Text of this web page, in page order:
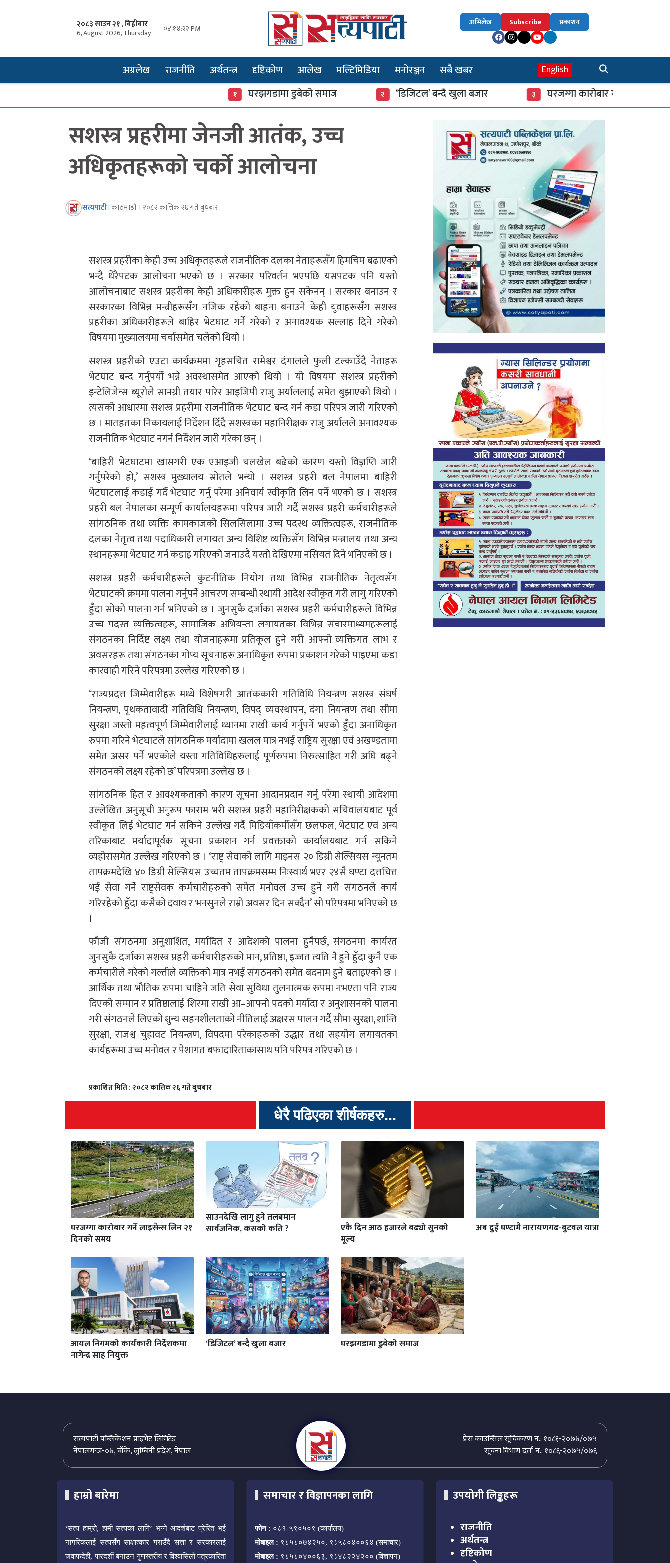
२०८३ साउन २१ , बिहीबार
6, August 2026, Thursday ०४:१४:२३ PM
अभिलेख Subscribe प्रकाशन
अग्रलेख राजनीति अर्थतन्त्र दृष्टिकोण आलेख मल्टिमिडिया मनोरञ्जन सबै खबर English
घरझगडामा डुबेको समाज ‘डिजिटल’ बन्दै खुला बजार घरजग्गा कारोबार गर्ने लाइसेन्स लिन २१
सशस्त्र प्रहरीमा जेनजी आतंक, उच्च
अधिकृतहरूको चर्को आलोचना
सत्यपाटी। काठमाडौं । २०८२ कात्तिक २६ गते बुधबार
सशस्त्र प्रहरीका केही उच्च अधिकृतहरूले राजनीतिक दलका नेताहरूसँग हिमचिम बढाएको
भन्दै धेरैपटक आलोचना भएको छ । सरकार परिवर्तन भएपछि यसपटक पनि यस्तो
आलोचनाबाट सशस्त्र प्रहरीका केही अधिकारीहरू मुक्त हुन सकेनन् । सरकार बनाउन र
सरकारका विभिन्न मन्त्रीहरूसँग नजिक रहेको बाहना बनाउने केही युवाहरूसँग सशस्त्र
प्रहरीका अधिकारीहरूले बाहिर भेटघाट गर्ने गरेको र अनावश्यक सल्लाह दिने गरेको
विषयमा मुख्यालयमा चर्चासमेत चलेको थियो ।
सशस्त्र प्रहरीको एउटा कार्यक्रममा गृहसचित रामेश्वर दंगालले फुली टल्काउँदै नेताहरू
भेटघाट बन्द गर्नुपर्यो भन्ने अवस्थासमेत आएको थियो । यो विषयमा सशस्त्र प्रहरीको
इन्टेलिजेन्स ब्यूरोले सामग्री तयार पारेर आइजिपी राजु अर्याललाई समेत बुझाएको थियो ।
त्यसको आधारमा सशस्त्र प्रहरीमा राजनीतिक भेटघाट बन्द गर्न कडा परिपत्र जारी गरिएको
छ । मातहतका निकायलाई निर्देशन दिँदै सशस्त्रका महानिरीक्षक राजु अर्यालले अनावश्यक
राजनीतिक भेटघाट नगर्न निर्देशन जारी गरेका छन् ।
‘बाहिरी भेटघाटमा खासगरी एक एआइजी चलखेल बढेको कारण यस्तो विज्ञप्ति जारी
गर्नुपरेको हो,’ सशस्त्र मुख्यालय स्रोतले भन्यो । सशस्त्र प्रहरी बल नेपालमा बाहिरी
भेटघाटलाई कडाई गर्दै भेटघाट गर्नु परेमा अनिवार्य स्वीकृति लिन पर्ने भएको छ । सशस्त्र
प्रहरी बल नेपालका सम्पूर्ण कार्यालयहरूमा परिपत्र जारी गर्दै सशस्त्र प्रहरी कर्मचारीहरूले
सांगठनिक तथा व्यक्ति कामकाजको सिलसिलामा उच्च पदस्थ व्यक्तित्वहरू, राजनीतिक
दलका नेतृत्व तथा पदाधिकारी लगायत अन्य विशिष्ट व्यक्तिसँग विभिन्न मन्त्रालय तथा अन्य
स्थानहरूमा भेटघाट गर्न कडाइ गरिएको जनाउदै यस्तो देखिएमा नसियत दिने भनिएको छ ।
सशस्त्र प्रहरी कर्मचारीहरूले कुटनीतिक नियोग तथा विभिन्न राजनीतिक नेतृत्वसँग
भेटघाटको क्रममा पालना गर्नुपर्ने आचरण सम्बन्धी स्थायी आदेश स्वीकृत गरी लागु गरिएको
हुँदा सोको पालना गर्न भनिएको छ । जुनसुकै दर्जाका सशस्त्र प्रहरी कर्मचारीहरूले विभिन्न
उच्च पदस्त व्यक्तित्वहरू, सामाजिक अभियन्ता लगायतका विभिन्न संचारमाध्यमहरूलाई
संगठनका निर्दिष्ट लक्ष्य तथा योजनाहरूमा प्रतिकूल हुने गरी आफ्नो व्यक्तिगत लाभ र
अवसरहरू तथा संगठनका गोप्य सूचनाहरू अनाधिकृत रुपमा प्रकाशन गरेको पाइएमा कडा
कारवाही गरिने परिपत्रमा उल्लेख गरिएको छ ।
‘राज्यप्रदत्त जिम्मेवारीहरू मध्ये विशेषगरी आतंककारी गतिविधि नियन्त्रण सशस्त्र संघर्ष
नियन्त्रण, पृथकतावादी गतिविधि नियन्त्रण, विपद् व्यवस्थापन, दंगा नियन्त्रण तथा सीमा
सुरक्षा जस्तो महत्वपूर्ण जिम्मेवारीलाई ध्यानमा राखी कार्य गर्नुपर्ने भएको हुँदा अनाधिकृत
रुपमा गरिने भेटघाटले सांगठनिक मर्यादामा खलल मात्र नभई राष्ट्रिय सुरक्षा एवं अखण्डतामा
समेत असर पर्ने भएकोले यस्ता गतिविधिहरुलाई पूर्णरुपमा निरुत्साहित गरी अघि बढ्ने
संगठनको लक्ष्य रहेको छ’ परिपत्रमा उल्लेख छ ।
सांगठनिक हित र आवश्यकताको कारण सूचना आदानप्रदान गर्नु परेमा स्थायी आदेशमा
उल्लेखित अनुसूची अनुरूप फाराम भरी सशस्त्र प्रहरी महानिरीक्षकको सचिवालयबाट पूर्व
स्वीकृत लिई भेटघाट गर्न सकिने उल्लेख गर्दै मिडियाँकर्मीसँग छलफल, भेटघाट एवं अन्य
तरिकाबाट मर्यादापूर्वक सूचना प्रकाशन गर्न प्रवक्ताको कार्यालयबाट गर्न सकिने
व्यहोरासमेत उल्लेख गरिएको छ । ‘राष्ट्र सेवाको लागि माइनस २० डिग्री सेल्सियस न्यूनतम
तापक्रमदेखि ४० डिग्री सेल्सियस उच्चतम तापक्रमसम्म निःस्वार्थ भएर २४सै घण्टा दत्तचित्त
भई सेवा गर्ने राष्ट्रसेवक कर्मचारीहरुको समेत मनोवल उच्च हुने गरी संगठनले कार्य
गरिरहेको हुँदा कसैको दवाव र भनसुनले राम्रो अवसर दिन सक्दैन’ सो परिपत्रमा भनिएको छ
।
फौजी संगठनमा अनुशाशित, मर्यादित र आदेशको पालना हुनैपर्छ, संगठनमा कार्यरत
जुनसुकै दर्जाका सशस्त्र प्रहरी कर्मचारीहरुको मान, प्रतिष्ठा, इज्जत त्यति नै हुने हुँदा कुनै एक
कर्मचारीले गरेको गल्तीले व्यक्तिको मात्र नभई संगठनको समेत बदनाम हुने बताइएको छ ।
आर्थिक तथा भौतिक रुपमा चाहिने जति सेवा सुविधा तुलनात्मक रुपमा नभएता पनि राज्य
दिएको सम्मान र प्रतिष्ठालाई शिरमा राखी आ–आफ्नो पदको मर्यादा र अनुशासनको पालना
गरी संगठनले लिएको शुन्य सहनशीलताको नीतिलाई अक्षरस पालन गर्दै सीमा सुरक्षा, शान्ति
सुरक्षा, राजश्व चुहावट नियन्त्रण, विपदमा परेकाहरुको उद्धार तथा सहयोग लगायतका
कार्यहरूमा उच्च मनोवल र पेशागत बफादारिताकासाथ पनि परिपत्र गरिएको छ ।
प्रकाशित मिति : २०८२ कात्तिक २६ गते बुधबार
धेरै पढिएका शीर्षकहरु...
घरजग्गा कारोबार गर्ने लाइसेन्स लिन २१
दिनको समय
साउनदेखि लागु हुने तलबमान
सार्वजनिक, कसको कति ?
एकै दिन आठ हजारले बढ्यो सुनको
मूल्य
अब दुई घण्टामै नारायणगढ-बुटवल यात्रा
आयल निगमको कार्यकारी निर्देशकमा
नागेन्द्र साह नियुक्त
‘डिजिटल’ बन्दै खुला बजार घरझगडामा डुबेको समाज
प्रेस काउन्सिल सूचिकरण नं.: १०८१-२०७४/०७५
सत्यपाटी पब्लिकेशन प्राइभेट लिमिटेड
सूचना विभाग दर्ता नं.: १०८६-२०७५/०७६
नेपालगन्ज-०४, बाँके, लुम्बिनी प्रदेश, नेपाल
हाम्रो बारेमा
‘सत्य हाम्रो, हामी सत्यका लागि’ भन्ने आदर्शबाट प्रेरित भई
नागरिकलाई सत्यसँग साक्षात्कार गराउँदै सत्ता र सरकारलाई
जवाफदेही, पारदर्शी बनाउन गुणस्तरीय र विश्वासिलो पत्रकारिता
समाचार र विज्ञापनका लागि
फोन : ०८१-५९०५०९ (कार्यालय)
मोबाइल : ९८५८०७४२५०, ९८५८०४००६४ (समाचार)
मोबाइल : ९८५८०४००६३, ९८४८२२४२०० (विज्ञापन)
उपयोगी लिङ्कहरू
राजनीति
अर्थतन्त्र
दृष्टिकोण